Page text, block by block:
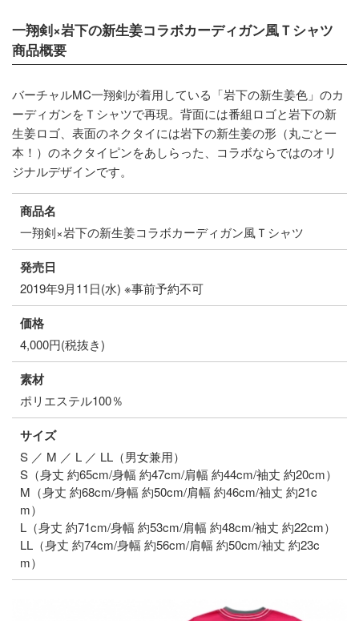
一翔剣×岩下の新生姜コラボカーディガン風Ｔシャツ
商品概要
バーチャルMC一翔剣が着用している「岩下の新生姜色」のカ
ーディガンをＴシャツで再現。背面には番組ロゴと岩下の新
生姜ロゴ、表面のネクタイには岩下の新生姜の形（丸ごと一
本！）のネクタイピンをあしらった、コラボならではのオリ
ジナルデザインです。
商品名
一翔剣×岩下の新生姜コラボカーディガン風Ｔシャツ
発売日
2019年9月11日(水) ※事前予約不可
価格
4,000円(税抜き)
素材
ポリエステル100％
サイズ
S ／ M ／ L ／ LL（男女兼用）
S（身丈 約65cm/身幅 約47cm/肩幅 約44cm/袖丈 約20cm）
M（身丈 約68cm/身幅 約50cm/肩幅 約46cm/袖丈 約21c
m）
L（身丈 約71cm/身幅 約53cm/肩幅 約48cm/袖丈 約22cm）
LL（身丈 約74cm/身幅 約56cm/肩幅 約50cm/袖丈 約23c
m）